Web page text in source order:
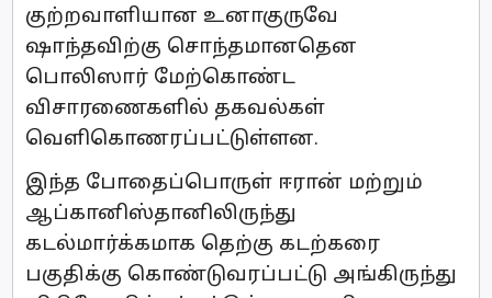
குற்றவாளியான உனாகுருவே
ஷாந்தவிற்கு சொந்தமானதென
பொலிஸார் மேற்கொண்ட
விசாரணைகளில் தகவல்கள்
வௌிகொணரப்பட்டுள்ளன.
இந்த போதைப்பொருள் ஈரான் மற்றும்
ஆப்கானிஸ்தானிலிருந்து
கடல்மார்க்கமாக தெற்கு கடற்கரை
பகுதிக்கு கொண்டுவரப்பட்டு அங்கிருந்து